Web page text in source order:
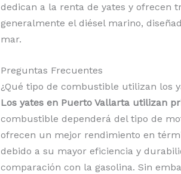
dedican a la renta de yates y ofrecen
generalmente el diésel marino,
mar.
Preguntas Frecuentes
¿Qué tipo de combustible utilizan los
Los yates en Puerto Vallarta utilizan
combustible dependerá del tipo de
ofrecen un mejor rendimiento en
debido a su mayor eficiencia y
comparación con la gasolina. Sin